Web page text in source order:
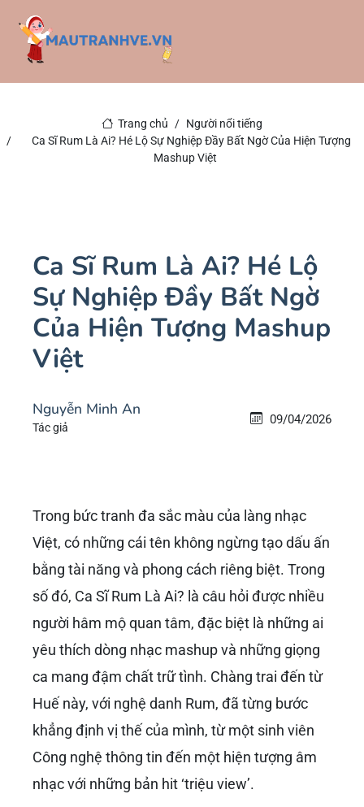
Trang chủ
Người nổi tiếng
Ca Sĩ Rum Là Ai? Hé Lộ Sự Nghiệp Đầy Bất Ngờ Của Hiện Tượng
Mashup Việt
Ca Sĩ Rum Là Ai? Hé Lộ
Sự Nghiệp Đầy Bất Ngờ
Của Hiện Tượng Mashup
Việt
Nguyễn Minh An
Tác giả
09/04/2026
Trong bức tranh đa sắc màu của làng nhạc
Việt, có những cái tên không ngừng tạo dấu ấn
bằng tài năng và phong cách riêng biệt. Trong
số đó, Ca Sĩ Rum Là Ai? là câu hỏi được nhiều
người hâm mộ quan tâm, đặc biệt là những ai
yêu thích dòng nhạc mashup và những giọng
ca mang đậm chất trữ tình. Chàng trai đến từ
Huế này, với nghệ danh Rum, đã từng bước
khẳng định vị thế của mình, từ một sinh viên
Công nghệ thông tin đến một hiện tượng âm
nhạc với những bản hit ‘triệu view’.